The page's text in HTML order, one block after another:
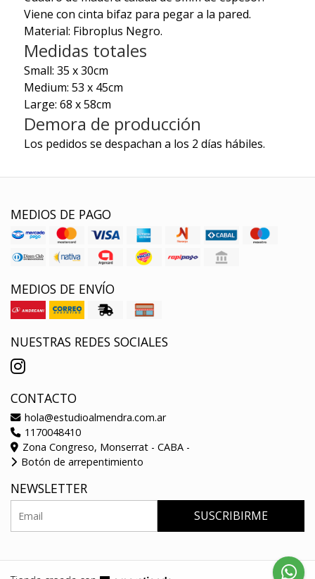
Viene con cinta bifaz para pegar a la pared.
Material: Fibroplus Negro.
Medidas totales
Small: 35 x 30cm
Medium: 53 x 45cm
Large: 68 x 58cm
Demora de producción
Los pedidos se despachan a los 2 días hábiles.
MEDIOS DE PAGO
MEDIOS DE ENVÍO
NUESTRAS REDES SOCIALES
CONTACTO
hola@estudioalmendra.com.ar
1170048410
Zona Congreso, Monserrat - CABA -
Botón de arrepentimiento
NEWSLETTER
SUSCRIBIRME